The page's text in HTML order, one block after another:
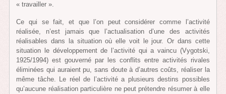
« travailler ».
Ce qui se fait, et que l’on peut considérer comme l’activité
réalisée, n’est jamais que l’actualisation d’une des activités
réalisables dans la situation où elle voit le jour. Or dans cette
situation le développement de l’activité qui a vaincu (Vygotski,
1925/1994) est gouverné par les conflits entre activités rivales
éliminées qui auraient pu, sans doute à d’autres coûts, réaliser la
même tâche. Le réel de l’activité a plusieurs destins possibles
qu’aucune réalisation particulière ne peut prétendre résumer à elle